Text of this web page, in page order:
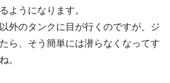
ようになります。
外のタンクに目が行くのですが、ジ
ら、そう簡単には潜らなくなってす
。